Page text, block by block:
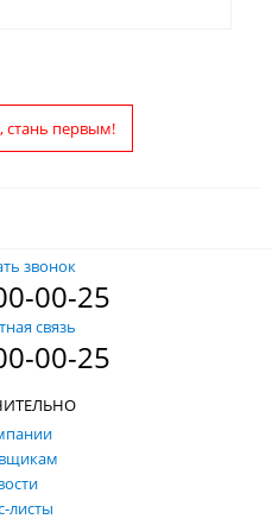
стань первым!
звонок
00-25
связь
00-25
листы